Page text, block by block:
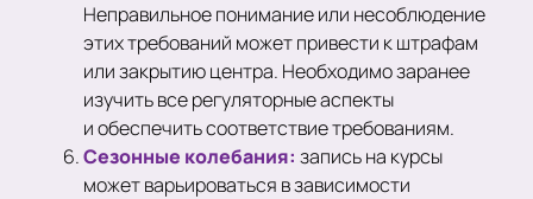
Неправильное понимание или несоблюдение
этих требований может привести к штрафам
или закрытию центра. Необходимо заранее
изучить все регуляторные аспекты
и обеспечить соответствие требованиям.
Сезонные колебания: запись на курсы
может варьироваться в зависимости